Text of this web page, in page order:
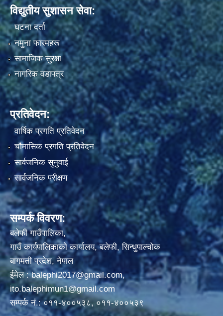
विद्युतीय सुशासन सेवा:
घटना दर्ता
नमुना फारमहरू
सामाजिक सुरक्षा
नागरिक वडापत्र
प्रतिवेदन:
वार्षिक प्रगति प्रतिवेदन
चौमासिक प्रगति प्रतिवेदन
सार्वजनिक सुनुवाई
सार्वजनिक परीक्षण
सम्पर्क विवरण:
बलेफी गाउँपालिका,
गाउँ कार्यपालिकाको कार्यालय, बलेफी, सिन्धुपाल्चोक
बागमती प्रदेश, नेपाल
ईमेल :balephi2017@gmail.com,
ito.balephimun1@gmail.com
सम्पर्क नं.: ०११-४००५३८, ०११-४००५३९